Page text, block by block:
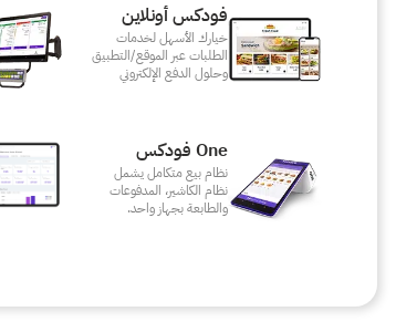
فودكس أونلاين
خيارك الأسهل لخدمات
الطلبات عبر الموقع/التطبيق
وحلول الدفع الإلكتروني
One فودكس
نظام بيع متكامل يشمل
نظام الكاشير، المدفوعات
والطابعة بجهاز واحد.